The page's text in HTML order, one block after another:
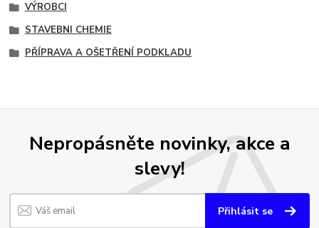
VÝROBCI
STAVEBNI CHEMIE
PŘÍPRAVA A OŠETŘENÍ PODKLADU
Nepropásněte novinky, akce a
slevy!
Přihlásit se